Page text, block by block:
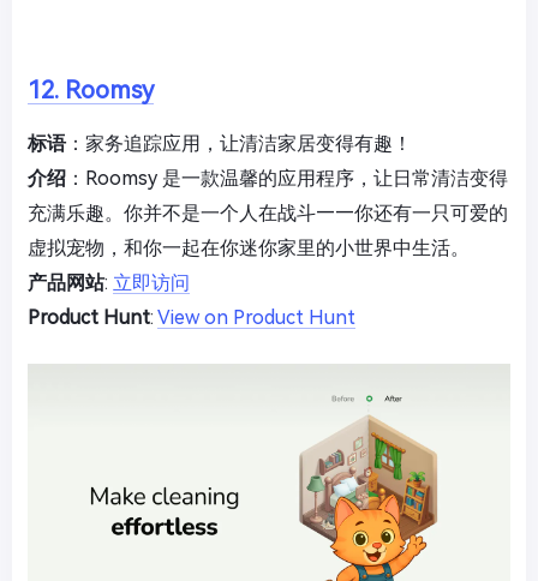
12. Roomsy
标语：家务追踪应用，让清洁家居变得有趣！
介绍 ：Roomsy 是一款温馨的应用程序，让日常清洁变得
充满乐趣。你并不是一个人在战斗——你还有一只可爱的
虚拟宠物，和你一起在你迷你家里的小世界中生活。
产品网站: 立即访问
Product Hunt: View on Product Hunt